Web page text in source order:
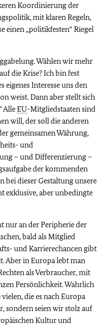
Koordinierung der
mit klaren Regeln,
einen „politikfesten“ Riegel
Wählen wir mehr
die Krise? Ich bin fest
eigenes Interesse uns den
weist. Dann aber stellt sich
AlleEU-Mitgliedstaaten sind
will, der soll die anderen
gemeinsamen Währung,
und
– und Differenzierung –
der kommenden
bei dieser Gestaltung unsere
exklusive, aber unbedingte
nur an der Peripherie der
bald als Mitglied
und Karrierechancen gibt
Aber in Europa lebt man
als Verbraucher, mit
Persönlichkeit. Wahrlich
die es nach Europa
sondern seien wir stolz auf
Kultur und